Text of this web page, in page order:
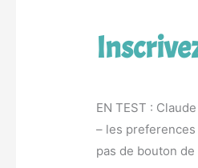
EN TEST : Claude
– les
pas de bouton